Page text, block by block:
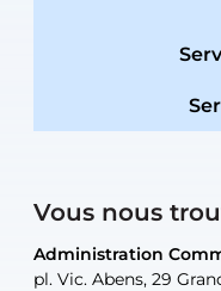
Vous nous
Administration
pl. Vic. Abens, 29
Administration
pl. Vic. Abens, 29
Administration
pl. Vic. Abens, 29
Administration
pl. Vic. Abens, 29
Atelier Communal
30, rue Neugarten, L-